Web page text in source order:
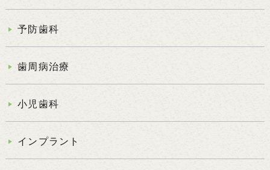
予防歯科
歯周病治療
小児歯科
インプラント